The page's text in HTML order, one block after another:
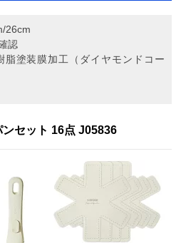
26cm
認
脂塗装膜加工（ダイヤモンドコー
セット 16点 ‎J05836